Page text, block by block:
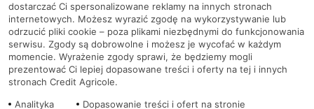
Regulamin serwisu
Mapa serwisu
PolitykaCookies
dostarczać Ci spersonalizowane reklamy na innych stronach
internetowych. Możesz wyrazić zgodę na wykorzystywanie lub
odrzucić pliki cookie – poza plikami niezbędnymi do funkcjonowania
serwisu. Zgody są dobrowolne i możesz je wycofać w każdym
momencie. Wyrażenie zgody sprawi, że będziemy mogli
prezentować Ci lepiej dopasowane treści i oferty na tej i innych
stronach Credit Agricole.
Analityka
Dopasowanie treści i ofert na stronie